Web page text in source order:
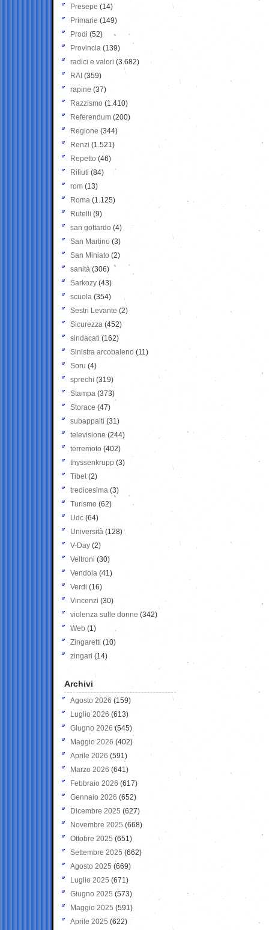
Presepe (14)
Primarie (149)
Prodi (52)
Provincia (139)
radici e valori (3.682)
RAI (359)
rapine (37)
Razzismo (1.410)
Referendum (200)
Regione (344)
Renzi (1.521)
Repetto (46)
Rifiuti (84)
rom (13)
Roma (1.125)
Rutelli (9)
san gottardo (4)
San Martino (3)
San Miniato (2)
sanità (306)
Sarkozy (43)
scuola (354)
Sestri Levante (2)
Sicurezza (452)
sindacati (162)
Sinistra arcobaleno (11)
Soru (4)
sprechi (319)
Stampa (373)
Storace (47)
subappalti (31)
televisione(244)
terremoto (402)
thyssenkrupp (3)
Tibet(2)
tredicesima (3)
Turismo (62)
Udc (64)
Università (128)
V-Day (2)
Veltroni (30)
Vendola (41)
Verdi (16)
Vincenzi (30)
violenza sulle donne (342)
Web (1)
Zingaretti (10)
zingari (14)
Archivi
Agosto 2026 (159)
Luglio 2026 (613)
Giugno 2026 (545)
Maggio 2026 (402)
Aprile 2026 (591)
Marzo 2026 (641)
Febbraio 2026 (617)
Gennaio 2026 (652)
Dicembre 2025 (627)
Novembre 2025 (668)
Ottobre 2025 (651)
Settembre 2025 (662)
Agosto 2025 (669)
Luglio 2025 (671)
Giugno 2025 (573)
Maggio 2025 (591)
Aprile 2025 (622)